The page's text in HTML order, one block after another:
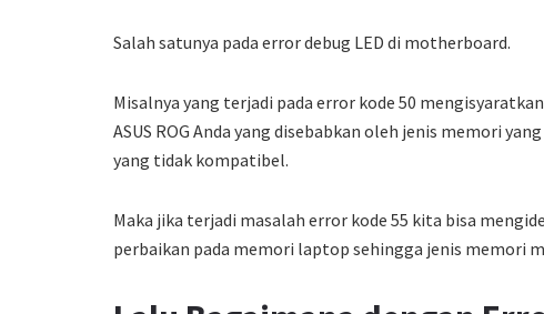
Salah satunya pada error debug LED di motherboard.
Misalnya yang terjadi pada error kode 50
ASUS ROG Anda yang disebabkan oleh jenis memori
yang tidak kompatibel.
Maka jika terjadi masalah error kode 55 kita bisa
perbaikan pada memori laptop sehingga jenis memori